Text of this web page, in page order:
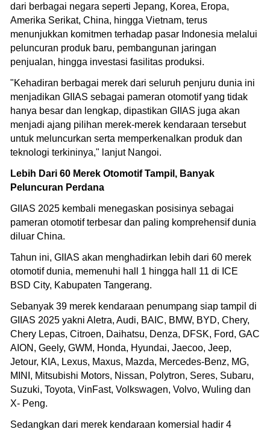
dari berbagai negara seperti Jepang, Korea, Eropa,
Amerika Serikat, China, hingga Vietnam, terus
menunjukkan komitmen terhadap pasar Indonesia melalui
peluncuran produk baru, pembangunan jaringan
penjualan, hingga investasi fasilitas produksi.
"Kehadiran berbagai merek dari seluruh penjuru dunia ini
menjadikan GIIAS sebagai pameran otomotif yang tidak
hanya besar dan lengkap, dipastikan GIIAS juga akan
menjadi ajang pilihan merek-merek kendaraan tersebut
untuk meluncurkan serta memperkenalkan produk dan
teknologi terkininya," lanjut Nangoi.
Lebih Dari 60 Merek Otomotif Tampil, Banyak
Peluncuran Perdana
GIIAS 2025 kembali menegaskan posisinya sebagai
pameran otomotif terbesar dan paling komprehensif dunia
diluar China.
Tahun ini, GIIAS akan menghadirkan lebih dari 60 merek
otomotif dunia, memenuhi hall 1 hingga hall 11 di ICE
BSD City, Kabupaten Tangerang.
Sebanyak 39 merek kendaraan penumpang siap tampil di
GIIAS 2025 yakni Aletra, Audi, BAIC, BMW, BYD, Chery,
Chery Lepas, Citroen, Daihatsu, Denza, DFSK, Ford, GAC
AION, Geely, GWM, Honda, Hyundai, Jaecoo, Jeep,
Jetour, KIA, Lexus, Maxus, Mazda, Mercedes-Benz, MG,
MINI, Mitsubishi Motors, Nissan, Polytron, Seres, Subaru,
Suzuki, Toyota, VinFast, Volkswagen, Volvo, Wuling dan
X- Peng.
Sedangkan dari merek kendaraan komersial hadir 4